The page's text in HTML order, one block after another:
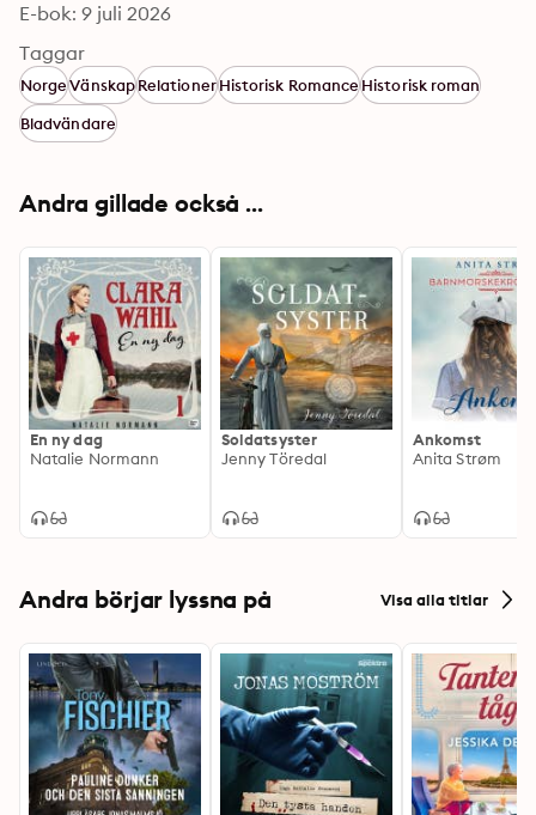
E-bok: 9 juli 2026
Taggar
NorgeVänskapRelationerHistorisk RomanceHistorisk roman
Bladvändare
Andra gillade också ...
En ny dag
Natalie Normann
Soldatsyster
Jenny Töredal
Ankomst
Anita Strøm
Andra börjar lyssna på Visa alla titlar